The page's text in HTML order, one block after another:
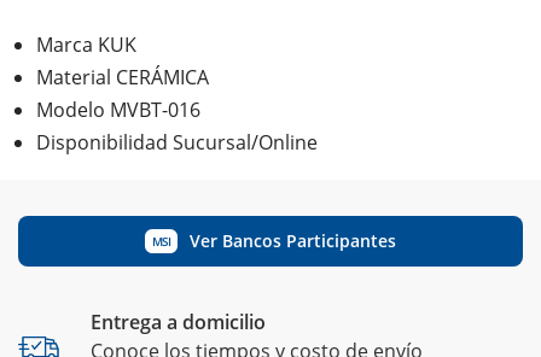
Marca KUK
Material CERÁMICA
Modelo MVBT-016
Disponibilidad Sucursal/Online
MSI Ver Bancos Participantes
Entrega a domicilio
Conoce los tiempos y costo de envío